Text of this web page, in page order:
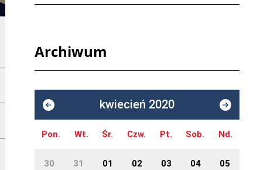
Archiwum
kwiecień 2020
Pon. Wt. Śr. Czw. Pt. Sob. Nd.
30 31 01 02 03 04 05